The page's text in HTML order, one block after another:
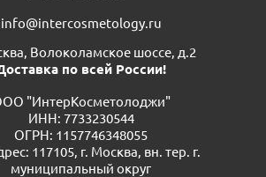
info@intercosmetology.ru
Волоколамское шоссе, д.2
по всей России!
"ИнтерКосметолоджи"
ИНН: 7733230544
ОГРН: 1157746348055
117105, г. Москва, вн. тер. г.
муниципальный округ